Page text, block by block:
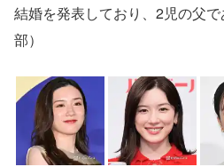
結婚を発表しており、2児の父
部）